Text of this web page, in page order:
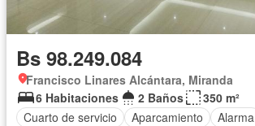
Bs 98.249.084
Francisco Linares Alcántara, Miranda
6 Habitaciones
2 Baños
350 m²
Cuarto de servicio
Aparcamiento Alarma